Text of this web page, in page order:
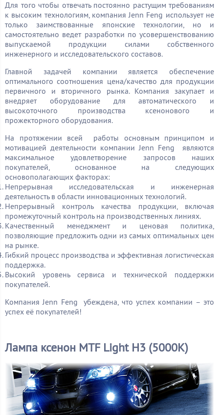
Для того чтобы отвечать постоянно растущим требованиям
к высоким технологиям, компания Jenn Feng использует не
только заимствованные японские технологии, но и
самостоятельно ведет разработки по усовершенствованию
выпускаемой продукции силами собственного
инженерного и исследовательского составов.
Главной задачей компании является обеспечение
оптимального соотношения цена/качество для продукции
первичного и вторичного рынка. Компания закупает и
внедряет оборудование для автоматического и
высокоточного производства ксенонового и
прожекторного оборудования.
На протяжении всей работы основным принципом и
мотивацией деятельности компании Jenn Feng являются
максимальное удовлетворение запросов наших
покупателей, основанное на следующих
основополагающих факторах:
Непрерывная исследовательская и инженерная
деятельность в области инновационных технологий.
Непрерывный контроль качества продукции, включая
промежуточный контроль на производственных линиях.
Качественный менеджмент и ценовая политика,
позволяющие предложить одни из самых оптимальных цен
на рынке.
Гибкий процесс производства и эффективная логистическая
поддержка.
Высокий уровень сервиса и технической поддержки
покупателей.
Компания Jenn Feng убеждена, что успех компании – это
успех её покупателей!
Лампа ксенон MTF Light H3 (5000K)